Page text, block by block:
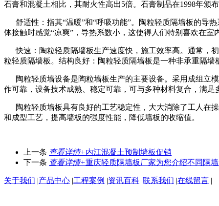
石膏和混凝土相比，其耐火性高出5倍。石膏制品在1998年颁
舒适性：指其“温暖”和“呼吸功能”。陶粒轻质隔墙板的导
体接触时感觉“凉爽”，导热系数小，这使得人们特别喜欢在室
快速：陶粒轻质隔墙板生产速度快，施工效率高。通常，
粒轻质隔墙板。结构良好：陶粒轻质隔墙板是一种非承重隔
陶粒轻质墙设备是陶粒墙板生产的主要设备。采用成组立
作可靠，设备技术成熟、稳定可靠，可与多种材料复合，满足
陶粒轻质墙板具有良好的工艺稳定性，大大消除了工人在
和成型工艺，提高墙板的强度性能，降低墙板的收缩值。
上一条 查看详情+内江混凝土预制墙板促销
下一条 查看详情+重庆轻质隔墙板厂家为您介绍不同隔
关于我们 |产品中心 |工程案例 |资讯百科 |联系我们 |在线留言 |